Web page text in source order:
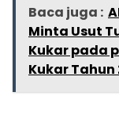
Baca juga :
Minta Usut
Kukar pada
Kukar Tahun